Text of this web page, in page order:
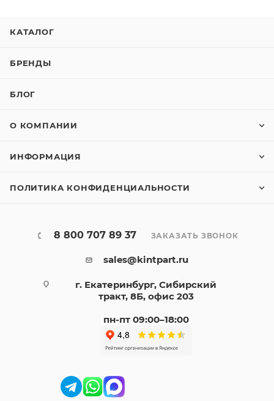
КАТАЛОГ
БРЕНДЫ
БЛОГ
О КОМПАНИИ
ИНФОРМАЦИЯ
ПОЛИТИКА КОНФИДЕНЦИАЛЬНОСТИ
8 800 707 89 37 ЗАКАЗАТЬ ЗВОНОК
sales@kintpart.ru
г. Екатеринбург, Сибирский
тракт, 8Б, офис 203
пн-пт 09:00–18:00